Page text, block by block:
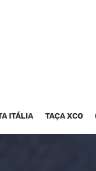
ITÁLIA TAÇA XCO